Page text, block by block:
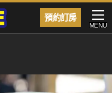
預約訂房
MENU